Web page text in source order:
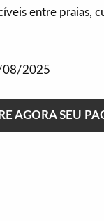
entre praias,
08/2025
AGORA SEU